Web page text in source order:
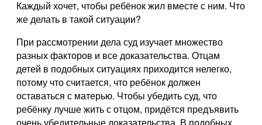
Каждый хочет, чтобы ребёнок жил вместе с ним. Что
же делать в такой ситуации?
При рассмотрении дела суд изучает множество
разных факторов и все доказательства. Отцам
детей в подобных ситуациях приходится нелегко,
потому что считается, что ребёнок должен
оставаться с матерью. Чтобы убедить суд, что
ребёнку лучше жить с отцом, придётся предъявить
очень убедительные доказательства. В подобных